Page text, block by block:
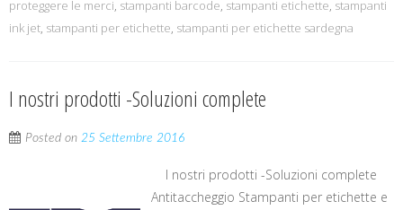
proteggere le merci, stampanti barcode, stampanti etichette, stampanti
ink jet, stampanti per etichette, stampanti per etichette sardegna
I nostri prodotti -Soluzioni complete
Posted on 25 Settembre 2016
I nostri prodotti -Soluzioni complete
Antitaccheggio Stampanti per etichette e